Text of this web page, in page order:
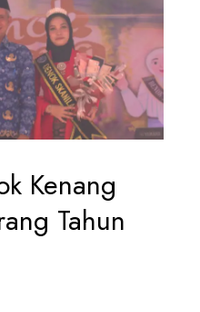
Kenang
Tahun